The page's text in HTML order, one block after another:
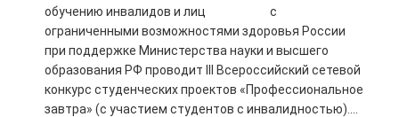
обучению инвалидов и лиц с
ограниченными возможностями здоровья России
при поддержке Министерства науки и высшего
образования РФ проводит III Всероссийский сетевой
конкурс студенческих проектов «Профессиональное
завтра» (с участием студентов с инвалидностью)....